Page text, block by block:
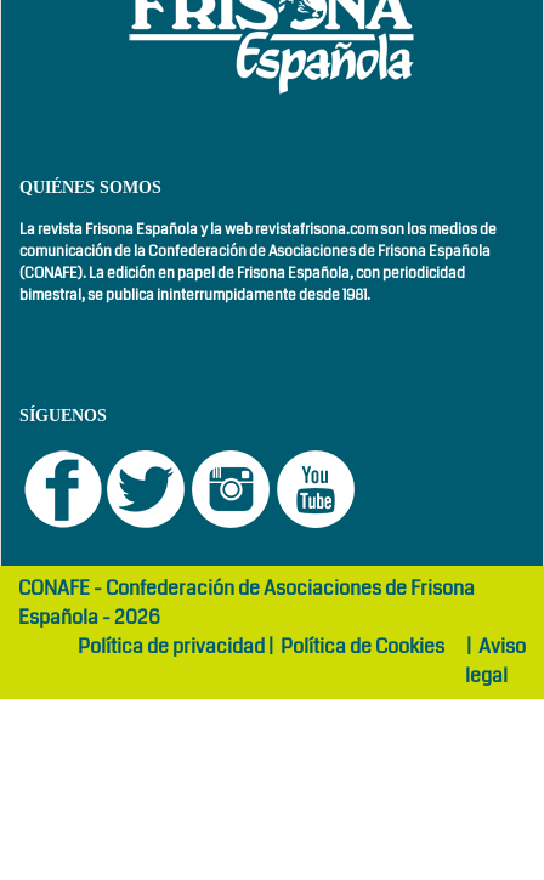
QUIÉNES SOMOS
La revista Frisona Española y la web revistafrisona.com son los medios de
comunicación de la Confederación de Asociaciones de Frisona Española
(CONAFE). La edición en papel de Frisona Española, conperiodicidad
bimestral,se publica ininterrumpidamente desde 1981.
SÍGUENOS
girls
abaya
maltepe
otelCONAFE - Confederación de Asociaciones de Frisona
Española - 2026
Política de privacidad| Política de Cookies | Aviso
legal